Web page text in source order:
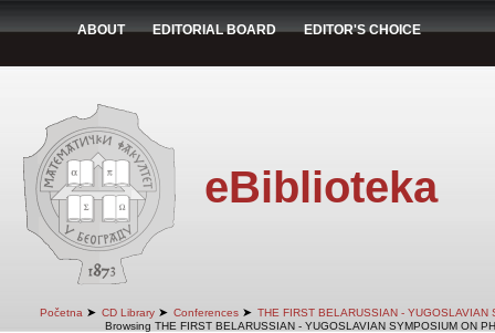
ABOUT EDITORIAL BOARD EDITOR'S CHOICE
eBiblioteka
Početna ➤ CD Library ➤ Conferences ➤ THE FIRST BELARUSSIAN -
Browsing THE FIRST BELARUSSIAN - YUGOSLAVIAN SYMPOSIUM ON